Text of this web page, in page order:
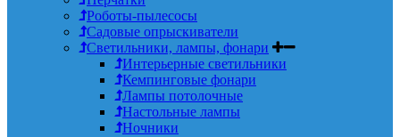
Роботы-пылесосы
Садовые опрыскиватели
Светильники, лампы, фонари
Интерьерные светильники
Кемпинговые фонари
Лампы потолочные
Настольные лампы
Ночники